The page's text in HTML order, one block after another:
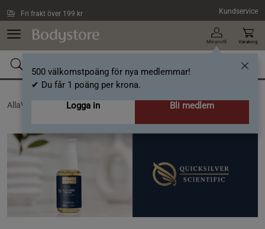
Fri frakt över 199 kr Kundservice
Min profil
500 välkomstpoäng för nya medlemmar!
✔ Du får 1 poäng per krona.
Logga in
Bli medlem
Varukorg
AllaVarumärken /Quicksilver Scientific